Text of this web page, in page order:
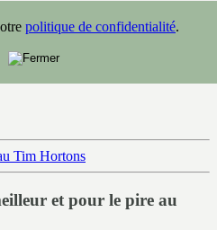
politique de confidentialité.
Tim Hortons
et pour le pire au